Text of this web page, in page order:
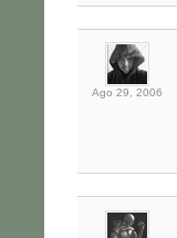
Ago 29, 2006